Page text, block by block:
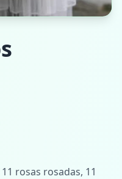
rosas rosadas, 11